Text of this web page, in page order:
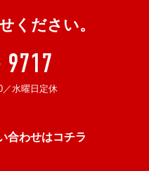
ください。
／水曜日定休
合わせはコチラ